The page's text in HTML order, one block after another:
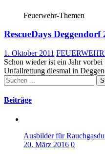
Feuerwehr-Themen
RescueDays Deggendorf
1. Oktober 2011
Schon wieder ist ein Jahr
Unfallrettung diesmal in
Suchen
nach:
Beiträge
Ausbilder für
20. März 2016 0